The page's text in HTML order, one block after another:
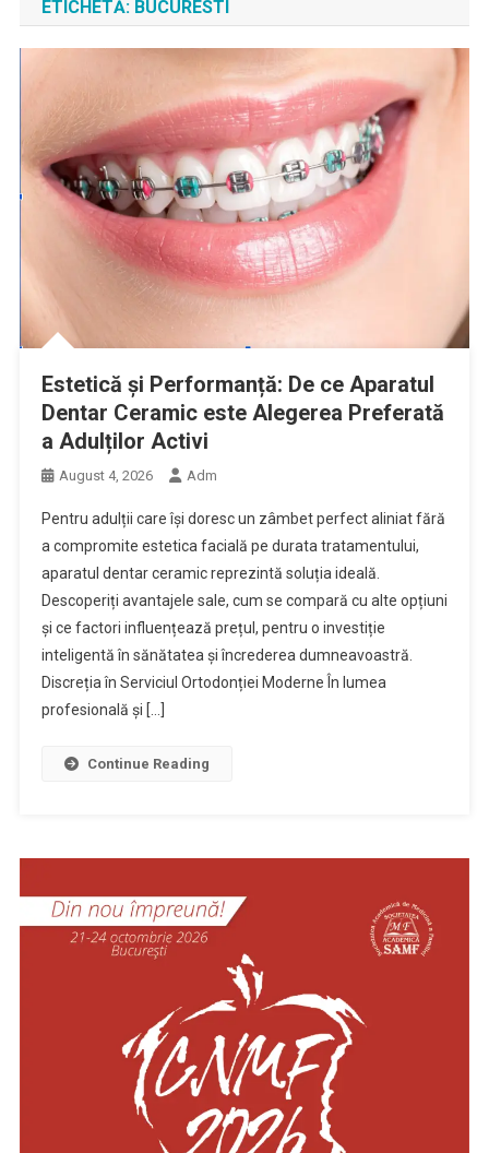
ETICHETĂ: BUCURESTI
Estetică și Performanță: De ce Aparatul
Dentar Ceramic este Alegerea Preferată
a Adulților Activi
August 4, 2026 Adm
Pentru adulții care își doresc un zâmbet perfect aliniat fără
a compromite estetica facială pe durata tratamentului,
aparatul dentar ceramic reprezintă soluția ideală.
Descoperiți avantajele sale, cum se compară cu alte opțiuni
și ce factori influențează prețul, pentru o investiție
inteligentă în sănătatea și încrederea dumneavoastră.
Discreția în Serviciul Ortodonției Moderne În lumea
profesională și […]
Continue Reading